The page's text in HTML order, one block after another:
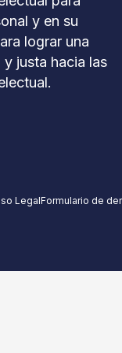
y en su
lograr una
justa hacia las
LegalFormulario de